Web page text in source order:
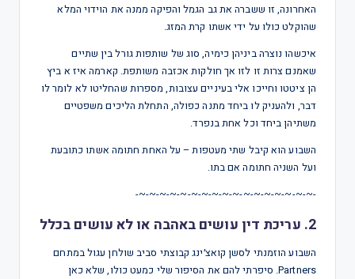
האחרונה, זו ששברה את גב הגמל והפיקה ממנה את הוידוי המלא
שהוקלט כולו על ידי אשתו קרת המזג.
איכשהו נוצרה ביניהן כימיה, סוג של שותפות גורל בין שתיים
שאמנם צרות זו לזו אך חולקות אכזבה משותפת. קארמה איז א ביץ
הן ציטטו וחייכו אלי בעיניים עצובות, מספרות שהחליטו לא לומר לו
דבר, ולהעניק לו ביחד מתנה כפולה, התחלת הליכים משפטיים
משתיהן ביחד וכל אחת בנפרד.
השבוע הוא קיבל שתי מעטפות – על האחת חתומה אשתו כתובעת
ועל השניה חתומה אם בתו.
-~-~-~-~-~-~-~-~-~-~-~-~-~-~-~-~-~-
2. עריכת דין עושים באהבה או לא עושים בכלל
השבוע הוזמנתי לסשן קואצ׳ינג קבוצתי סביב שולחן עגול במתחם
Partners. סיפרתי להם את הסיפור שלי כמעט כולו, שלא כאן